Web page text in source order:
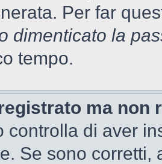
Per far
dimenticato la
tempo.
ma non
controlla di aver
Se sono